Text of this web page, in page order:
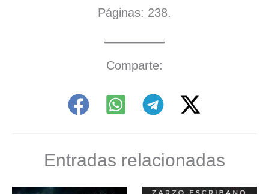
Páginas: 238.
Comparte:
Entradas relacionadas